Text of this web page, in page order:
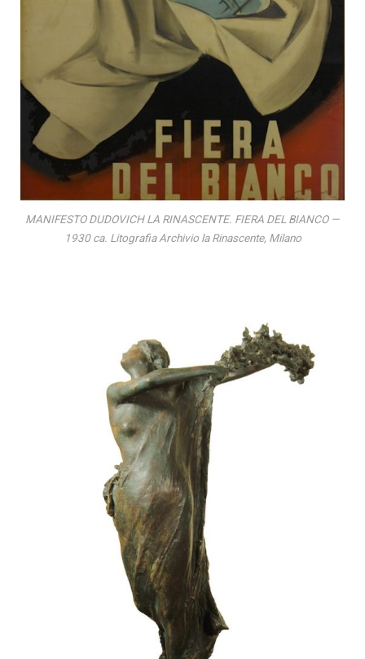
MANIFESTO DUDOVICH LA RINASCENTE. FIERA DEL BIANCO —
1930 ca. Litografia Archivio la Rinascente, Milano